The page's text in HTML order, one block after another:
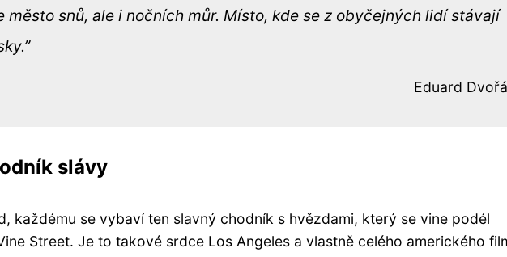
město snů, ale i nočních můr. Místo, kde se z obyčejných lidí stávají
Eduard
slávy
každému se vybaví ten slavný chodník s hvězdami, který se vine podél
Street. Je to takové srdce Los Angeles a vlastně celého amerického